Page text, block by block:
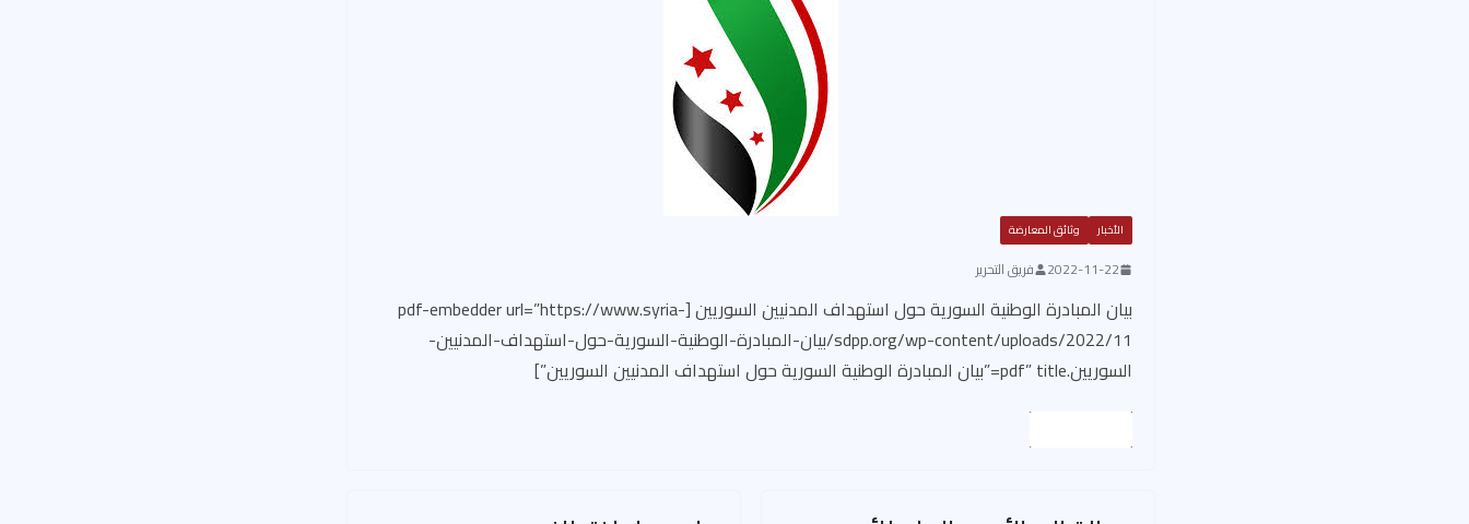
الأخبار وثائق المعارضة
2022-11-22 فريق التحرير
بيان المبادرة الوطنية السورية حول استهداف المدنيين السوريين [pdf-embedder url=”https://www.syria-
sdpp.org/wp-content/uploads/2022/11/بيان-المبادرة-الوطنية-السورية-حول-استهداف-المدنيين-
السوريين.pdf” title=”بيان المبادرة الوطنية السورية حول استهداف المدنيين السوريين”]